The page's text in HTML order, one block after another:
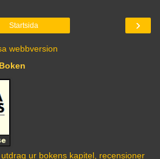
›
Startsida
webbversion
ur bokens kapitel, recensioner